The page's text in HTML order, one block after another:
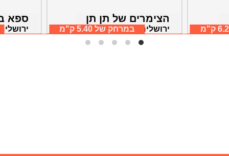
הצימרים של תן תן
ירושלים, אזור ירושלים
במרחק של 5.40 ק"מ ק"מ
ספא